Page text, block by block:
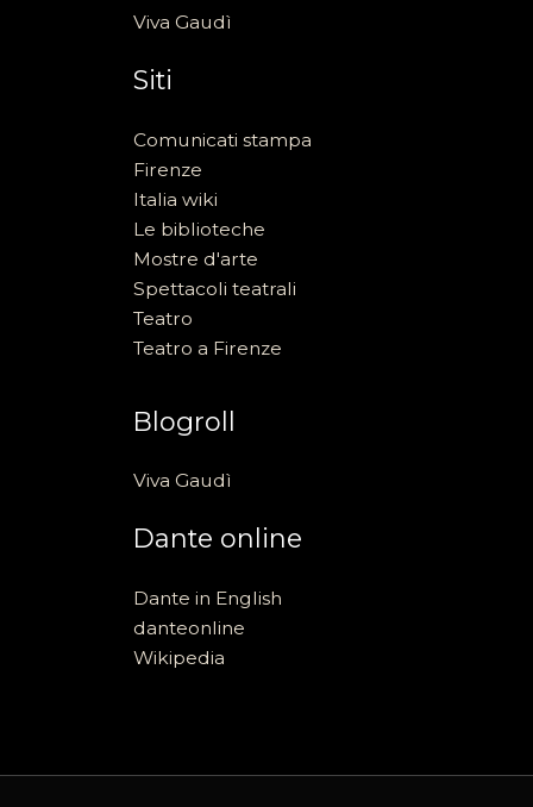
Viva Gaudì
Siti
Comunicati stampa
Firenze
Italia wiki
Le biblioteche
Mostre d'arte
Spettacoli teatrali
Teatro
Teatro a Firenze
Blogroll
Viva Gaudì
Dante online
Dante in English
danteonline
Wikipedia